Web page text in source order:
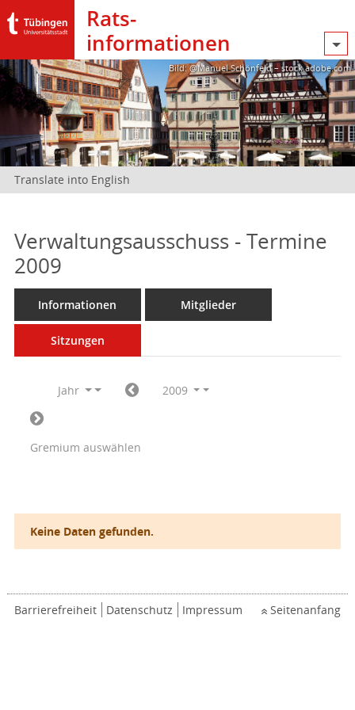
Rats­
informationen
Bild: @Manuel Schönfeld – stock.adobe.com
Translate into English
Verwaltungsausschuss - Termine
2009
Informationen Mitglieder
Sitzungen
Jahr 2009
Gremium auswählen
Keine Daten gefunden.
Barrierefreiheit Datenschutz Impressum Seitenanfang